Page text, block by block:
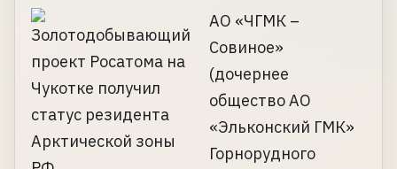
АО «ЧГМК –
Совиное»
(дочернее
общество АО
«Эльконский ГМК»
Горнорудного